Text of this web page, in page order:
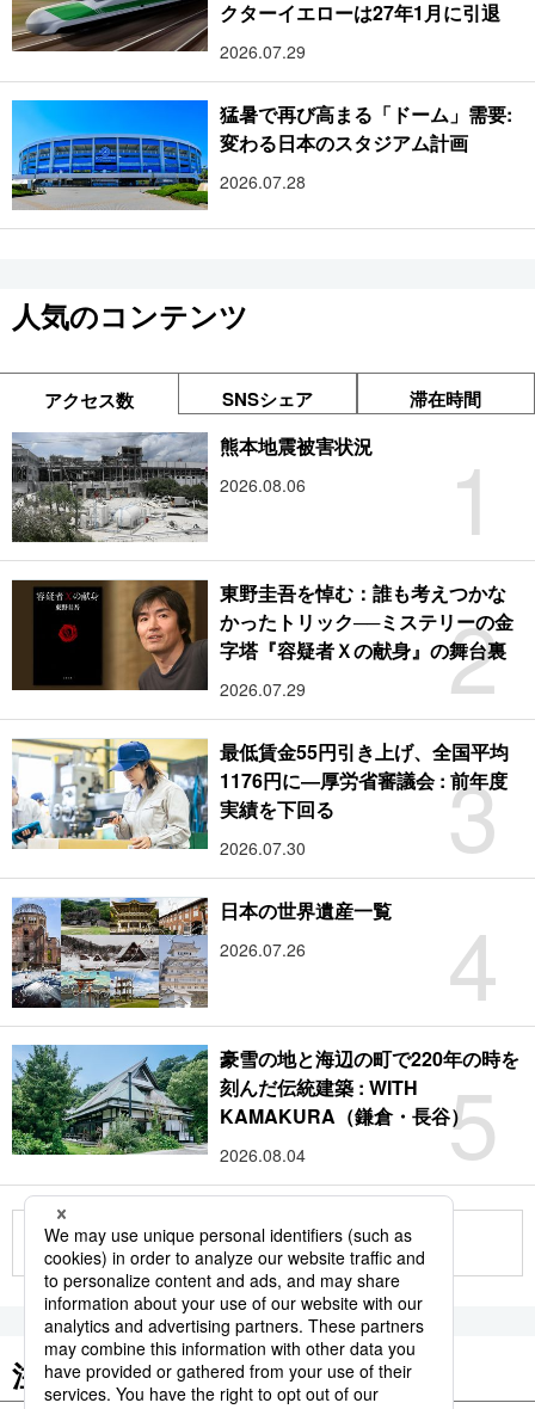
クターイエローは27年1月に引退
2026.07.29
猛暑で再び高まる「ドーム」需要:
変わる日本のスタジアム計画
2026.07.28
人気のコンテンツ
アクセス数 SNSシェア 滞在時間
1
熊本地震被害状況
2026.08.06
2
東野圭吾を悼む：誰も考えつかな
かったトリック──ミステリーの金
字塔『容疑者Ｘの献身』の舞台裏
2026.07.29
3
最低賃金55円引き上げ、全国平均
1176円に―厚労省審議会 : 前年度
実績を下回る
2026.07.30
4
日本の世界遺産一覧
2026.07.26
5
豪雪の地と海辺の町で220年の時を
刻んだ伝統建築 : WITH
KAMAKURA（鎌倉・長谷）
2026.08.04
もっと見る
注目のキーワード